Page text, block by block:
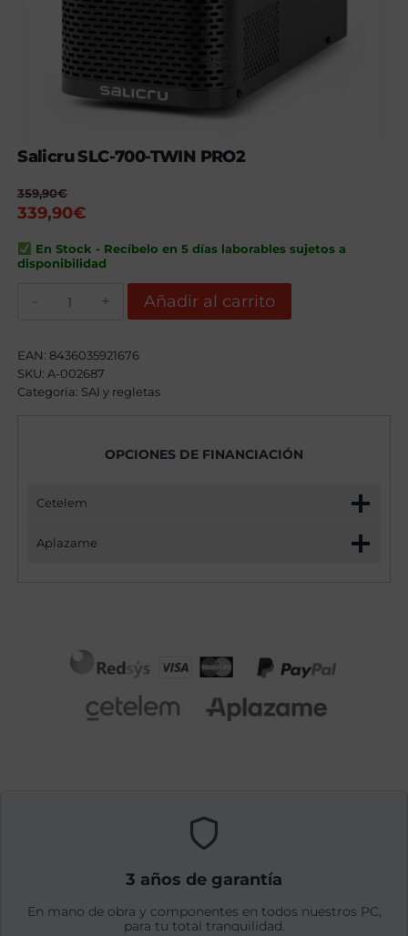
Salicru SLC-700-TWIN PRO2
359,90€
El
original
era:
339,90€
actual
es:
339,90€.
En Stock - Recíbelo en 5 días laborables sujetos a
disponibilidad
SLC-
PRO2
cantidad
Añadir al carrito
EAN:8436035921676
SKU: A-002687
Categoría: SAI y regletas
OPCIONES DE FINANCIACIÓN
Cetelem
Aplazame
3 años de garantía
En mano de obra y componentes en todos nuestros PC,
para tu total tranquilidad.